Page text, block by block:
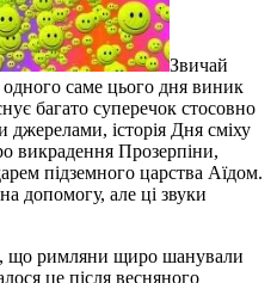
Звичай
саме цього дня виник
багато суперечок стосовно
джерелами, історія Дня сміху
викрадення Прозерпіни,
підземного царства Аїдом.
допомогу, але ці звуки
що римляни щиро шанували
це після весняного